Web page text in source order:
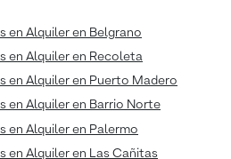
en Alquiler en Belgrano
en Alquiler en Recoleta
en Alquiler en Puerto Madero
en Alquiler en Barrio Norte
en Alquiler en Palermo
en Alquiler en Las Cañitas